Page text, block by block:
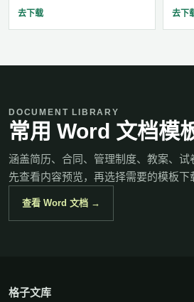
去下载 去下
DOCUMENT LIBRARY
常用 Word 文档模
涵盖简历、合同、管理制度、教案、
先查看内容预览，再选择需要的模板下
查看 Word 文档 →
格子文库